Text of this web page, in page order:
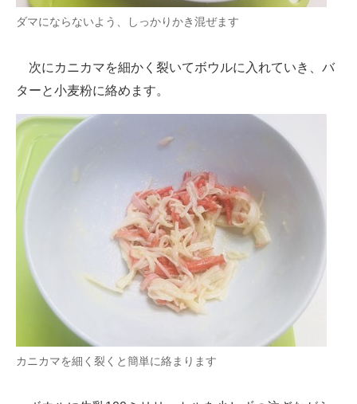
ダマにならないよう、しっかりかき混ぜます
次にカニカマを細かく裂いてボウルに入れていき、バ
ターと小麦粉に絡めます。
カニカマを細く裂くと簡単に絡まります